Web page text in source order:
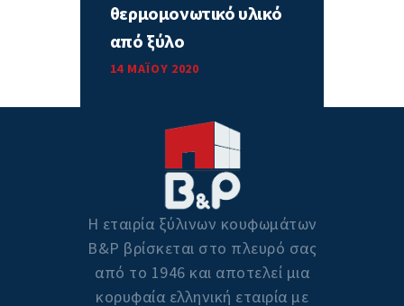
θερμομονωτικό υλικό
από ξύλο
14 ΜΑΪ́ΟΥ 2020
Η εταιρία ξύλινων κουφωμάτων
Β&P βρίσκεται στο πλευρό σας
από το 1946 και αποτελεί μια
κορυφαία ελληνική εταιρία με